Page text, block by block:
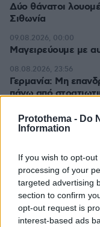
Protothema - Do
Information
If you wish to opt-
processing of your
targeted advertising
section to confirm
opt-out request is
interest-based ads
Δύο θάνατοι
Σιθωνία
Μαγειρεύουμε με
09.08.2026, 00:00
Γερμανία: Μη
πάνω από
08.08.2026, 23:56
ΔΕΙΤΕ ΟΛΕΣ ΤΙΣ
ΤΑ ΠΙΟ